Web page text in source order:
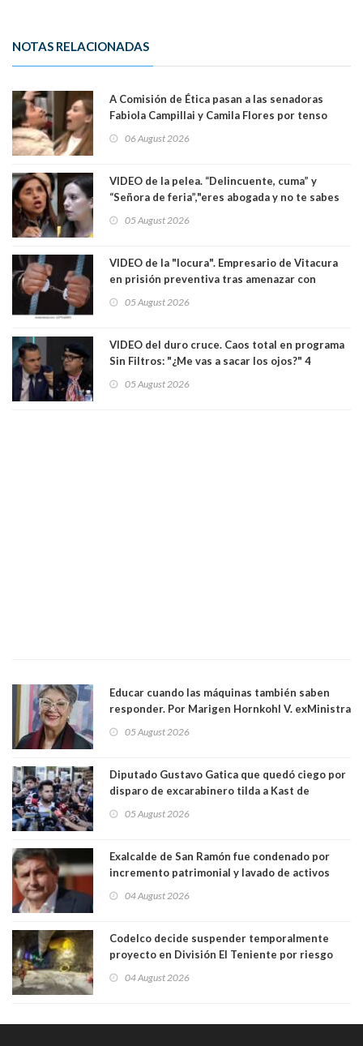
NOTAS RELACIONADAS
A Comisión de Ética pasan a las senadoras
Fabiola Campillai y Camila Flores por tenso
06 August 2026
VIDEO de la pelea. “Delincuente, cuma” y
“Señora de feria”,"eres abogada y no te sabes
senadoras Camila Flores y Fabiola Campillai en
05 August 2026
VIDEO de la "locura". Empresario de Vitacura
en prisión preventiva tras amenazar con
Los persiguió en potente camioneta
05 August 2026
VIDEO del duro cruce. Caos total en programa
Sin Filtros: "¿Me vas a sacar los ojos?" 4
excarabinero que dejó ciego a Gustavo Gatica:
05 August 2026
Educar cuando las máquinas también saben
responder. Por Marigen Hornkohl V. exMinistra
05 August 2026
Diputado Gustavo Gatica que quedó ciego por
disparo de excarabinero tilda a Kast de
absolución del exuniformado. Presidente DC
05 August 2026
Exalcalde de San Ramón fue condenado por
incremento patrimonial y lavado de activos
04 August 2026
Codelco decide suspender temporalmente
proyecto en División El Teniente por riesgo
04 August 2026